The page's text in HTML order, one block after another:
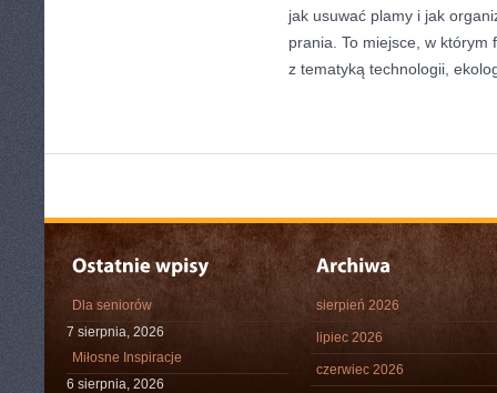
jak usuwać plamy i jak
prania. To miejsce, w którym
z tematyką technologii,
Dla seniorów
7 sierpnia, 2026
Miłosne Inspiracje
6 sierpnia, 2026
sierpień 2026
lipiec 2026
czerwiec 2026